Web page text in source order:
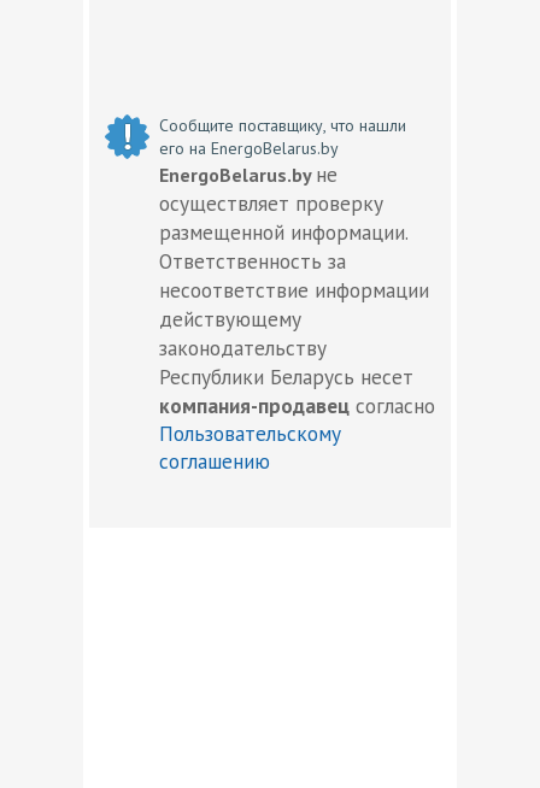
Сообщите поставщику, что нашли
его на EnergoBelarus.by
EnergoBelarus.by не
осуществляет проверку
размещенной информации.
Ответственность за
несоответствие информации
действующему
законодательству
Республики Беларусь несет
компания-продавец согласно
Пользовательскому
соглашению